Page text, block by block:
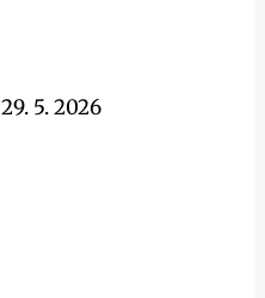
29. 5. 2026